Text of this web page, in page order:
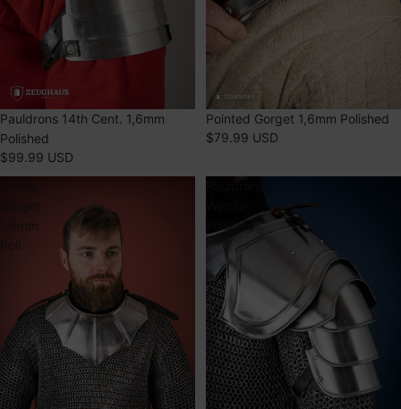
ÉPUISÉ
Pauldrons 14th Cent. 1,6mm
Polished
$99.99 USD
ÉPUISÉ
Pointed Gorget 1,6mm Polished
$79.99 USD
1,6mm
Poli
Polished